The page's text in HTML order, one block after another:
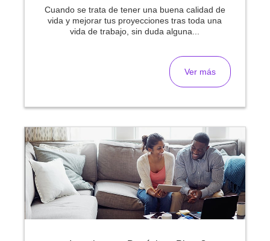
Cuando se trata de tener una buena calidad de
vida y mejorar tus proyecciones tras toda una
vida de trabajo, sin duda alguna...
Ver más